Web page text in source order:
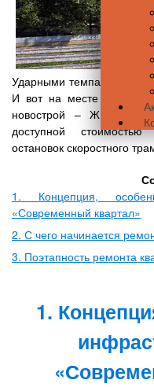
Ударными темпами
И вот на месте
новострой – ЖК
доступной
остановок скоростного
1. Концепция,
«Современный квартал»
2. С чего начинается
3. Поэтапность ремонта
1.